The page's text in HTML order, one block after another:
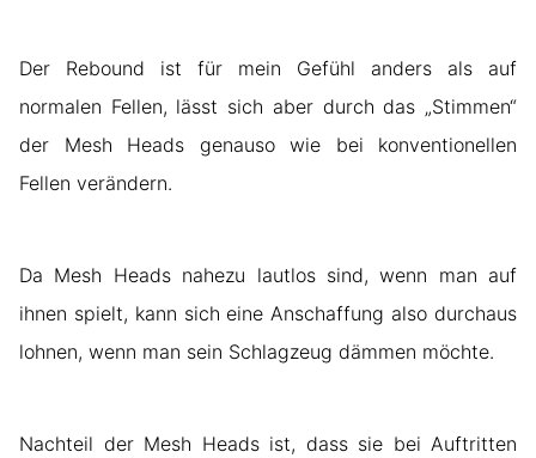
Der Rebound ist für mein Gefühl anders als auf
normalen Fellen, lässt sich aber durch das „Stimmen“
der Mesh Heads genauso wie bei konventionellen
Fellen verändern.
Da Mesh Heads nahezu lautlos sind, wenn man auf
ihnen spielt, kann sich eine Anschaffung also durchaus
lohnen, wenn man sein Schlagzeug dämmen möchte.
Nachteil der Mesh Heads ist, dass sie bei Auftritten